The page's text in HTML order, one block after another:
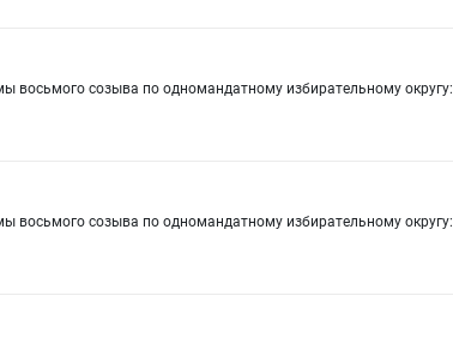
восьмого созыва по одномандатному избирательному округу:
восьмого созыва по одномандатному избирательному округу: